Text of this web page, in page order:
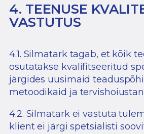
4. TEENUSE
VASTUTUS
4.1. Silmatark tagab, et kõik
osutatakse kvalifitseeritud
järgides uusimaid
metoodikaid ja
4.2. Silmatark ei vastuta
klient ei järgi spetsialisti